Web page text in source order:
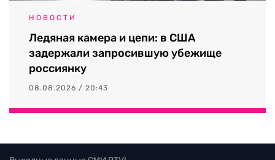
НОВОСТИ
Ледяная камера и цепи: в США
задержали запросившую убежище
россиянку
08.08.2026 / 20:43